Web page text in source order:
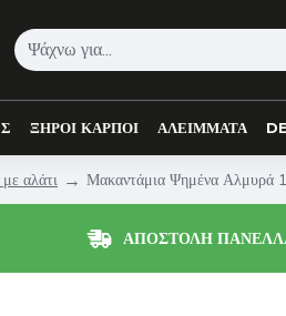
ΞΗΡΟΙ ΚΑΡΠΟΙ ΑΛΕΙΜΜΑΤΑ
αλάτι Μακαντάμια Ψημένα Αλμυρά
ΑΠΟΣΤΟΛΗ